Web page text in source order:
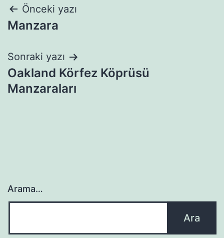
Yazı
gezinmesi
Önceki yazı
Manzara
Sonraki yazı
Oakland Körfez Köprüsü
Manzaraları
Arama…